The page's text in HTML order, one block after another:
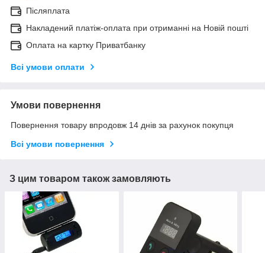
Післяплата
Накладений платіж-оплата при отриманні на Новій пошті
Оплата на картку Приватбанку
Всі умови оплати
Умови повернення
Повернення товару впродовж 14 днів за рахунок покупця
Всі умови повернення
З цим товаром також замовляють